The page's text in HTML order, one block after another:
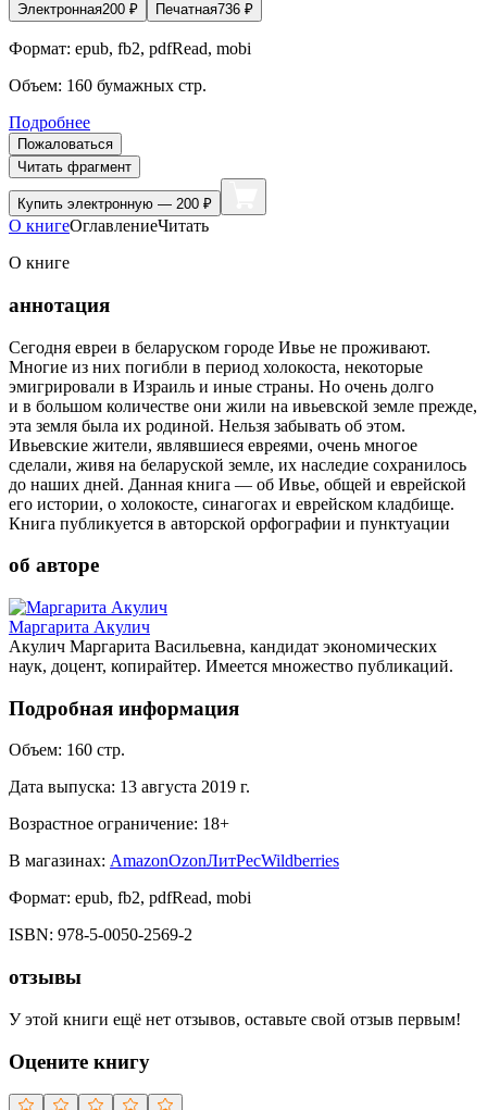
Электронная200 ₽ Печатная736 ₽
Формат: epub, fb2, pdfRead, mobi
Объем: 160 бумажных стр.
Подробнее
Пожаловаться
Читать фрагмент
Купить электронную — 200 ₽
О книгеОглавлениеЧитать
О книге
аннотация
Сегодня евреи в беларуском городе Ивье не проживают.
Многие из них погибли в период холокоста, некоторые
эмигрировали в Израиль и иные страны. Но очень долго
и в большом количестве они жили на ивьевской земле прежде,
эта земля была их родиной. Нельзя забывать об этом.
Ивьевские жители, являвшиеся евреями, очень многое
сделали, живя на беларуской земле, их наследие сохранилось
до наших дней. Данная книга — об Ивье, общей и еврейской
его истории, о холокосте, синагогах и еврейском кладбище.
Книга публикуется в авторской орфографии и пунктуации
об авторе
Маргарита Акулич
Акулич Маргарита Васильевна, кандидат экономических
наук, доцент, копирайтер. Имеется множество публикаций.
Подробная информация
Объем: 160 стр.
Дата выпуска: 13 августа 2019 г.
Возрастное ограничение: 18+
В магазинах: AmazonOzonЛитРесWildberries
Формат: epub, fb2, pdfRead, mobi
ISBN: 978-5-0050-2569-2
отзывы
У этой книги ещё нет отзывов, оставьте свой отзыв первым!
Оцените книгу